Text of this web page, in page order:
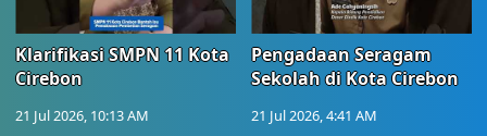
Klarifikasi SMPN 11 Kota
Cirebon
21 Jul 2026, 10:13 AM
Pengadaan Seragam
Sekolah di Kota Cirebon
21 Jul 2026, 4:41 AM